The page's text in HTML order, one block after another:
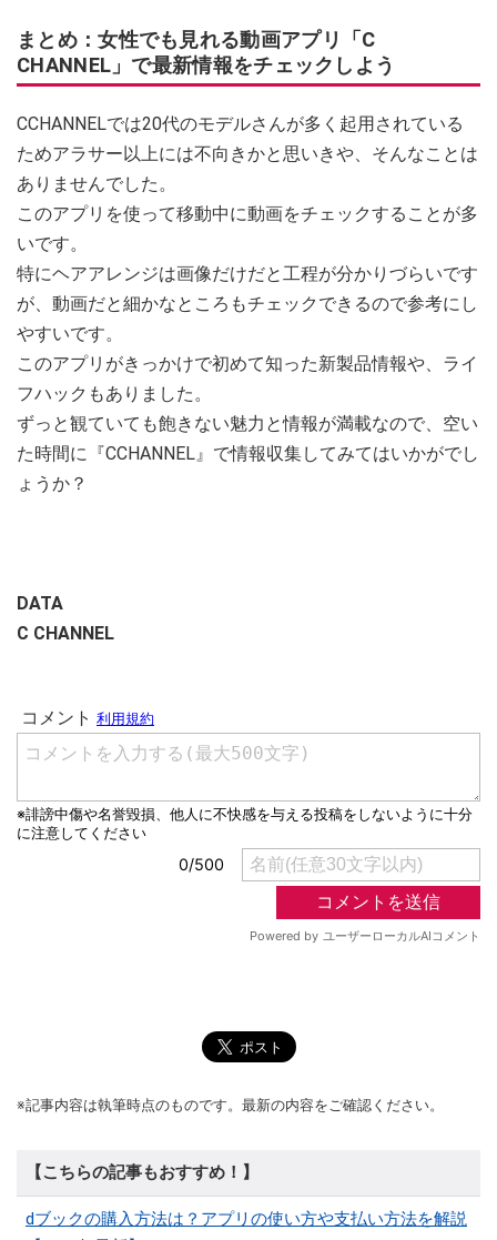
まとめ：女性でも見れる動画アプリ「C
CHANNEL」で最新情報をチェックしよう
CCHANNELでは20代のモデルさんが多く起用されている
ためアラサー以上には不向きかと思いきや、そんなことは
ありませんでした。
このアプリを使って移動中に動画をチェックすることが多
いです。
特にヘアアレンジは画像だけだと工程が分かりづらいです
が、動画だと細かなところもチェックできるので参考にし
やすいです。
このアプリがきっかけで初めて知った新製品情報や、ライ
フハックもありました。
ずっと観ていても飽きない魅力と情報が満載なので、空い
た時間に『CCHANNEL』で情報収集してみてはいかがでし
ょうか？
DATA
C CHANNEL
※記事内容は執筆時点のものです。最新の内容をご確認ください。
【こちらの記事もおすすめ！】
dブックの購入方法は？アプリの使い方や支払い方法を解説